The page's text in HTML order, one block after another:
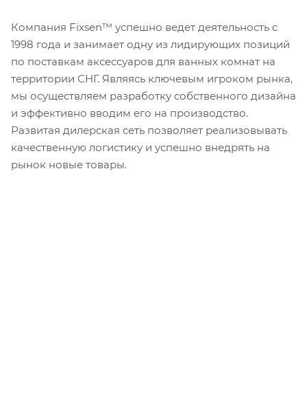
Компания Fixsen™ успешно ведет деятельность с
1998 года и занимает одну из лидирующих позиций
по поставкам аксессуаров для ванных комнат на
территории СНГ. Являясь ключевым игроком рынка,
мы осуществляем разработку собственного дизайна
и эффективно вводим его на производство.
Развитая дилерская сеть позволяет реализовывать
качественную логистику и успешно внедрять на
рынок новые товары.